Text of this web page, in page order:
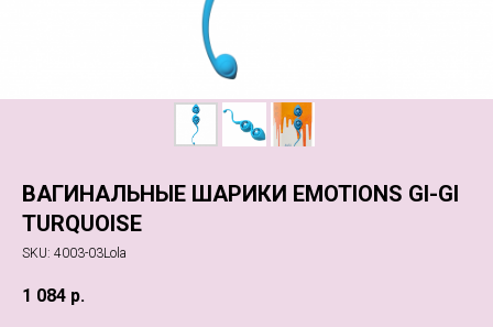
ВАГИНАЛЬНЫЕ ШАРИКИ EMOTIONS GI-GI
TURQUOISE
SKU: 4003-03Lola
1 084 р.